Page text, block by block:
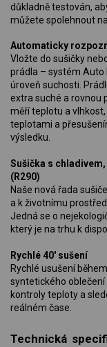
důkladně testován,
můžete spolehnout
Automaticky
Vložte do sušičky
prádla – systém Auto
úroveň suchosti.
extra suché a rovnou
měří teplotu a
teplotami a
výsledku.
Sušička s
(R290)
Naše nová řada
a k životnímu
Jedná se o
který je na trhu k
Rychlé 40' sušení
Rychlé usušení
syntetického
kontroly teploty a
reálném čase.
Technická